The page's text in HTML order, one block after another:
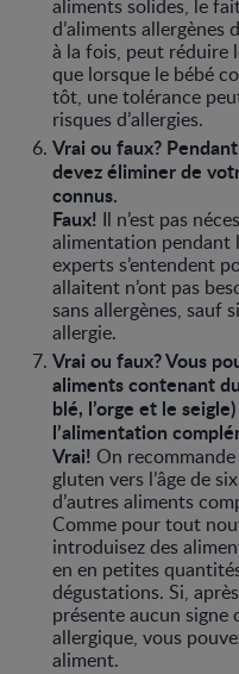
aliments solides, le
d’aliments
à la fois, peut réduire
que lorsque le bébé
tôt, une tolérance
risques d’allergies.
Vrai ou faux?
devez éliminer de
connus.
Faux! Il n’est pas
alimentation pendant
experts s’entendent
allaitent n’ont pas
sans allergènes, sauf
allergie.
Vrai ou faux? Vous
aliments contenant
blé, l’orge et le
l’alimentation
Vrai! On
gluten vers l’âge de
d’autres aliments
Comme pour tout
introduisez des
en en petites
dégustations. Si,
présente aucun signe
allergique, vous
aliment.